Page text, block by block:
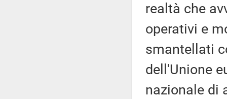
realtà che
operativi e
smantellati
dell'Unione
nazionale di